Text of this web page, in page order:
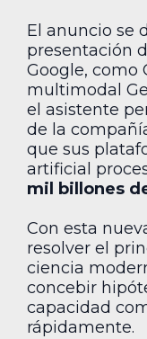
El anuncio se
presentación
Google, como
multimodal
el asistente
de la
que sus
artificial
mil billones
Con esta
resolver el
ciencia
concebir
capacidad
rápidamente.